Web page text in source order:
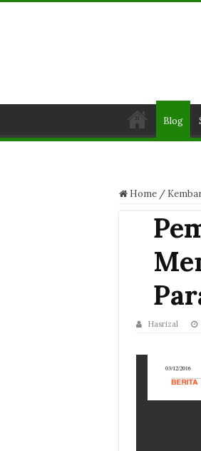
Blog
Home /
Hasrizal